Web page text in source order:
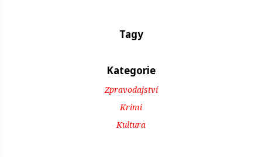
Tagy
Kategorie
Zpravodajství
Krimi
Kultura